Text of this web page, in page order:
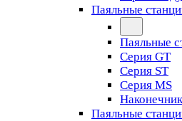
Паяльные
Паяльные
Серия GT
Серия ST
Серия MS
Паяльные